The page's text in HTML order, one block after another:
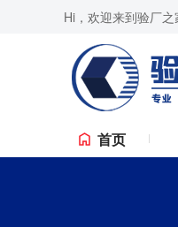
Hi，欢迎来到验厂
,Disney验厂,RBA认证咨询
首页